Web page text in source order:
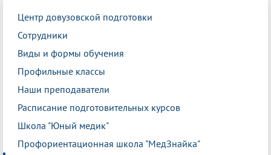
Центр довузовской подготовки
Сотрудники
Виды и формы обучения
Профильные классы
Наши преподаватели
Расписание подготовительных курсов
Школа "Юный медик"
Профориентационная школа "МедЗнайка"